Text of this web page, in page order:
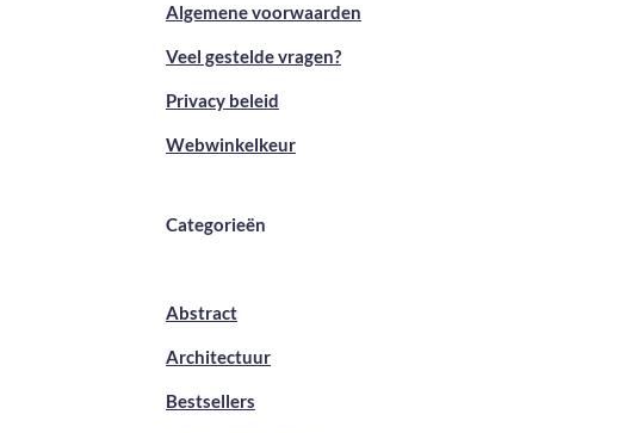
Algemene voorwaarden
Veel gestelde vragen?
Privacy beleid
Webwinkelkeur
Categorieën
Abstract
Architectuur
Bestsellers